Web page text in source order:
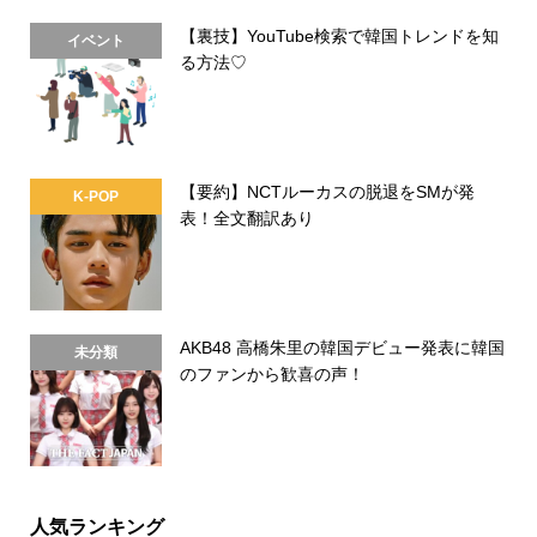
イベント
【裏技】YouTube検索で韓国トレンドを知
る方法♡
K-POP
【要約】NCTルーカスの脱退をSMが発
表！全文翻訳あり
未分類
AKB48 高橋朱里の韓国デビュー発表に韓国
のファンから歓喜の声！
人気ランキング